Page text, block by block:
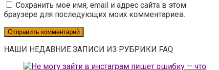
Сохранить моё имя, email и адрес сайта в этом
браузере для последующих моих комментариев.
НАШИ НЕДАВНИЕ ЗАПИСИ ИЗ РУБРИКИ FAQ